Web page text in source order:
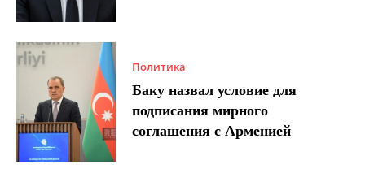
Политика
Баку назвал условие для
подписания мирного
соглашения с Арменией